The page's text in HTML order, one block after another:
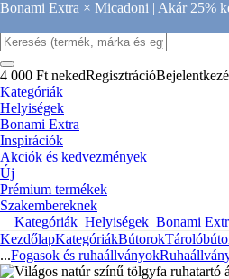
Bonami Extra × Micadoni | Akár 25%
4 000 Ft nekedRegisztráció
Kategóriák
Helyiségek
Bonami Extra
Inspirációk
Akciók és kedvezmények
Új
Prémium termékek
Szakembereknek
Kategóriák Helyiségek Bonami
KezdőlapKategóriákBútorok
...Fogasok és ruhaállványok